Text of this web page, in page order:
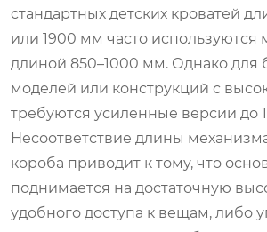
стандартных детских кроватей
или 1900 мм часто используются
длиной 850–1000 мм. Однако для
моделей или конструкций с
требуются усиленные версии до
Несоответствие длины
короба приводит к тому, что
поднимается на достаточную
удобного доступа к вещам, либо